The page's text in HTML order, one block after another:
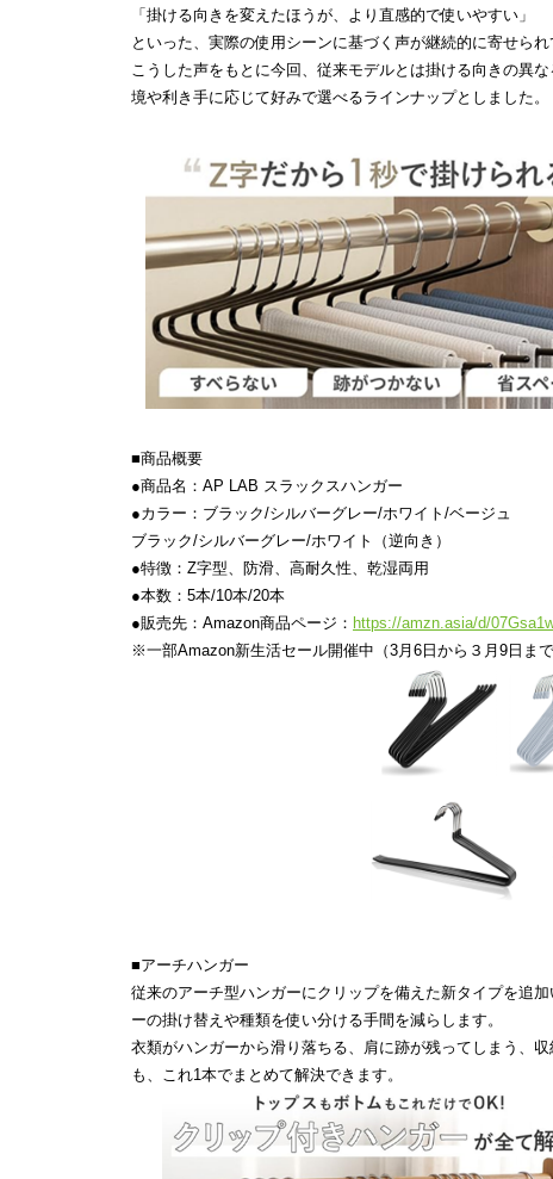
「掛ける向きを変えたほうが、より直感的で使いやすい」
といった、実際の使用シーンに基づく声が継続的に寄せられ
こうした声をもとに今回、従来モデルとは掛ける向きの異
境や利き手に応じて好みで選べるラインナップとしました。
■商品概要
●商品名：AP LAB スラックスハンガー
●カラー：ブラック/シルバーグレー/ホワイト/ベージュ
ブラック/シルバーグレー/ホワイト（逆向き）
●特徴：Z字型、防滑、高耐久性、乾湿両用
●本数：5本/10本/20本
●販売先：Amazon商品ページ： https://amzn.asia/d/
※一部Amazon新生活セール開催中（3月6日から３月9日まで
■アーチハンガー
従来のアーチ型ハンガーにクリップを備えた新タイプを追
ーの掛け替えや種類を使い分ける手間を減らします。
衣類がハンガーから滑り落ちる、肩に跡が残ってしまう、
も、これ1本でまとめて解決できます。